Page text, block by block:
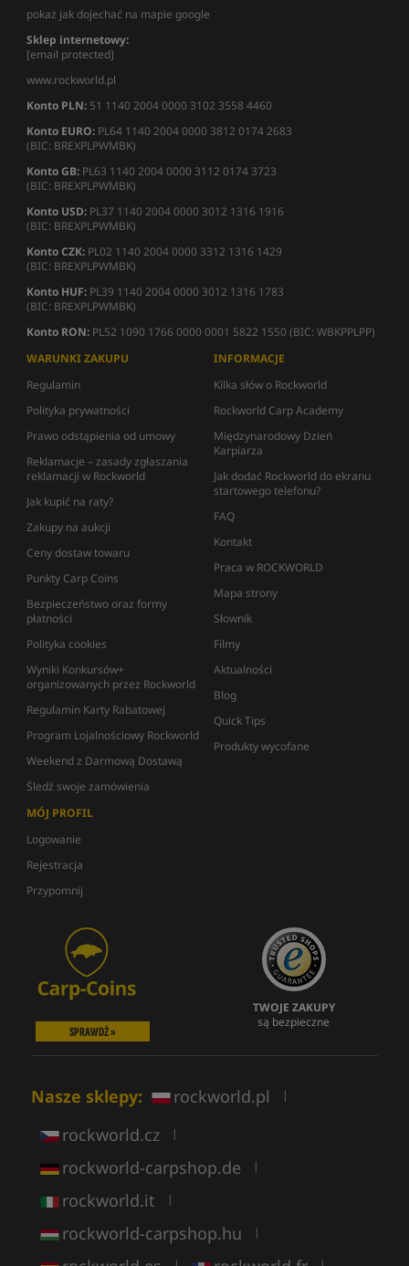
pokaż jak dojechać na mapie google
Sklep internetowy:
[email protected]
www.rockworld.pl
Konto PLN: 51 1140 2004 0000 3102 3558 4460
Konto EURO: PL64 1140 2004 0000 3812 0174 2683
(BIC: BREXPLPWMBK)
Konto GB: PL63 1140 2004 0000 3112 0174 3723
(BIC: BREXPLPWMBK)
Konto USD: PL37 1140 2004 0000 3012 1316 1916
(BIC: BREXPLPWMBK)
Konto CZK: PL02 1140 2004 0000 3312 1316 1429
(BIC: BREXPLPWMBK)
Konto HUF: PL39 1140 2004 0000 3012 1316 1783
(BIC: BREXPLPWMBK)
Konto RON: PL52 1090 1766 0000 0001 5822 1550 (BIC: WBKPPLPP)
WARUNKI ZAKUPU
Regulamin
Polityka prywatności
Prawo odstąpienia od umowy
Reklamacje – zasady zgłaszania
reklamacji w Rockworld
Jak kupić na raty?
Zakupy na aukcji
Ceny dostaw towaru
Punkty Carp Coins
Bezpieczeństwo oraz formy
płatności
Polityka cookies
Wyniki Konkursów+
organizowanych przez Rockworld
Regulamin Karty Rabatowej
Program Lojalnościowy Rockworld
Weekend z Darmową Dostawą
Śledź swoje zamówienia
INFORMACJE
Kilka słów o Rockworld
Rockworld Carp Academy
Międzynarodowy Dzień
Karpiarza
Jak dodać Rockworld do ekranu
startowego telefonu?
FAQ
Kontakt
Praca w ROCKWORLD
Mapa strony
Słownik
Filmy
Aktualności
Blog
Quick Tips
Produkty wycofane
MÓJ PROFIL
Logowanie
Rejestracja
Przypomnij
SPRAWDŹ »
TWOJE ZAKUPY
są bezpieczne
Nasze sklepy: rockworld.pl |
rockworld.cz |
rockworld-carpshop.de |
rockworld.it |
rockworld-carpshop.hu |